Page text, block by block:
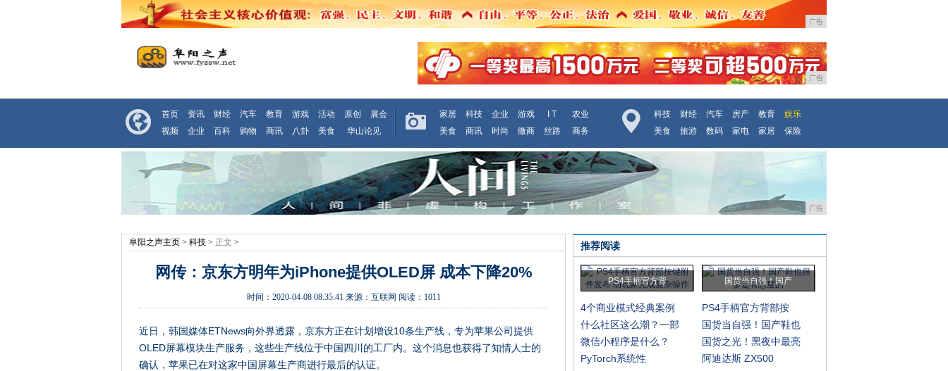
广告
广告
首页 资讯 财经 汽车 教育 游戏 活动 原创
展会
视频
企业 百科 购物 商讯 八卦 美食 华山论见
家居 科技 企业 游戏 I T
农业
美食
商讯 时尚 微商 丝路 商务
科技 财经 汽车 房产 教育
娱乐
美食
旅游 数码 家电 家居 保险
广告
阜阳之声主页 > 科技 > 正文 >
网传：京东方明年为iPhone提供OLED屏 成本下降20%
时间： 2020-04-08 08:35:41来源： 互联网 阅读：1011
近日，韩国媒体ETNews向外界透露，京东方正在计划增设10条生产线，专为苹果公司提供
OLED屏幕模块生产服务，这些生产线位于中国四川的工厂内。这个消息也获得了知情人士的
确认，苹果已在对这家中国屏幕生产商进行最后的认证。
推荐阅读
PS4手柄官方背 国货当自强！国产
4个商业模式经典案例
PS4手柄官方背部按
什么社区这么潮？一部
国货当自强！国产鞋也
微信小程序是什么？
国货之光！黑夜中最亮
PyTorch系统性
阿迪达斯 ZX500